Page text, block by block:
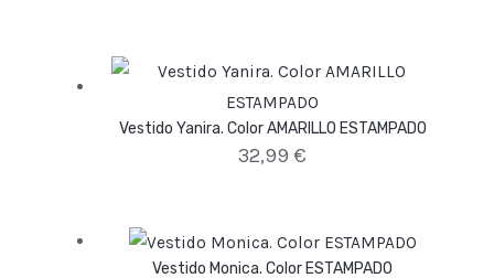
Vestido Yanira. Color AMARILLO ESTAMPADO
32,99 €
Vestido Monica. Color ESTAMPADO